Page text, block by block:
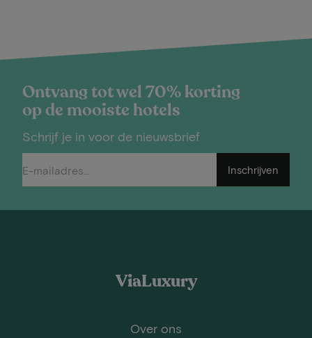
Ontvang tot wel 70% korting
op de mooiste hotels
Schrijf je in voor de nieuwsbrief
Inschrijven
ViaLuxury
Over ons